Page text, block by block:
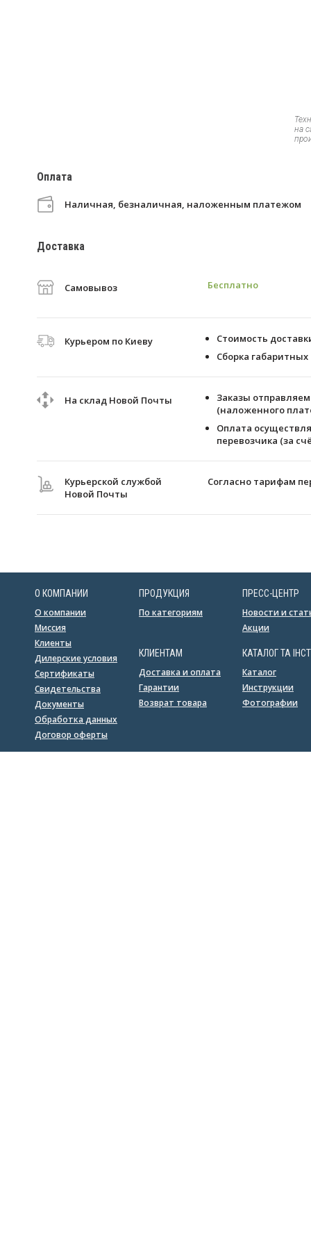
на
Оплата
Наличная, безналичная, наложенным платежом
Доставка
Самовывоз Бесплатно
Курьером по Киеву
Стоимость
Сборка
На склад Новой Почты
Заказы
(наложенного
Оплата
перевозчика (за
Курьерской службой
Новой Почты
Согласно тарифам
О КОМПАНИИ
О компании
Миссия
Клиенты
Дилерские условия
Сертификаты
Свидетельства
Документы
Обработка данных
Договор оферты
ПРОДУКЦИЯ
По категориям
КЛИЕНТАМ
Доставка и оплата
Гарантии
Возврат товара
ПРЕСС-ЦЕНТР
Новости и
Акции
КАТАЛОГ ТА
Каталог
Инструкции
Фотографии